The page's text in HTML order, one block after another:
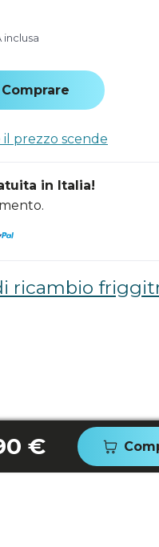
inclusa
Comprare
il prezzo scende
in Italia!
ricambio
€